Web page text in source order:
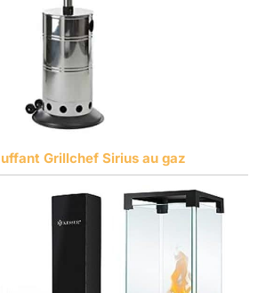
Grillchef Sirius au gaz